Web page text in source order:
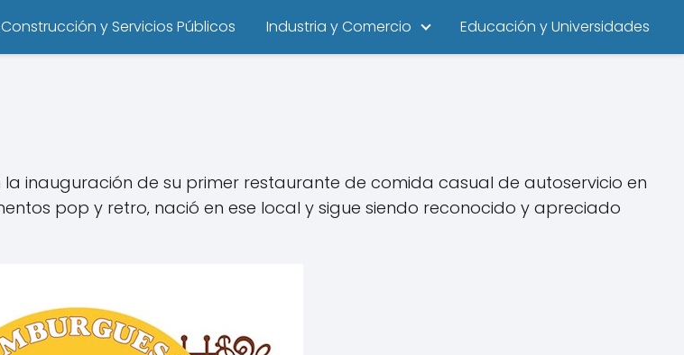
Construcción y Servicios Públicos Industria y Comercio Educación y Universidades
la inauguración de su primer restaurante de comida casual de autoservicio en
pop y retro‚ nació en ese local y sigue siendo reconocido y apreciado